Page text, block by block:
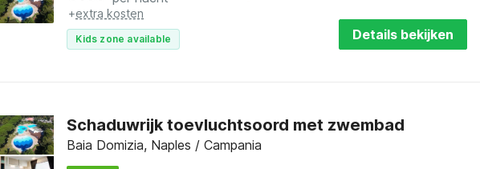
+extra kosten
Kids zone available Details bekijken
Schaduwrijk toevluchtsoord met zwembad
Baia Domizia, Naples / Campania